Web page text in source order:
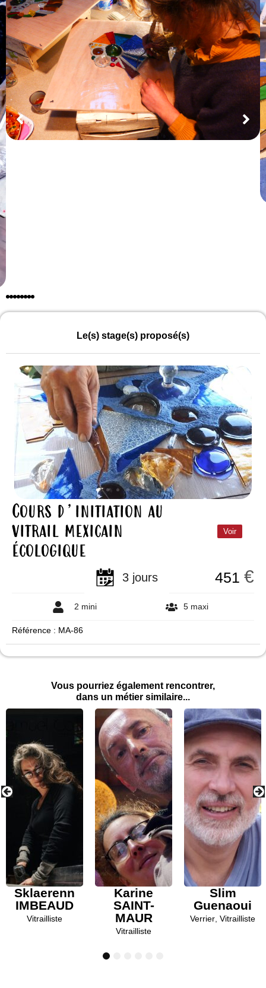
Le(s) stage(s) proposé(s)
Cours d’initiation au
vitrail mexicain
écologique
Voir
3 jours 451 €
2 mini 5 maxi
Référence : MA-86
Vous pourriez également rencontrer,
dans un métier similaire...
Sklaerenn
IMBEAUD
Vitrailliste
Karine
SAINT-
MAUR
Vitrailliste
Slim
Guenaoui
Verrier Vitrailliste
4